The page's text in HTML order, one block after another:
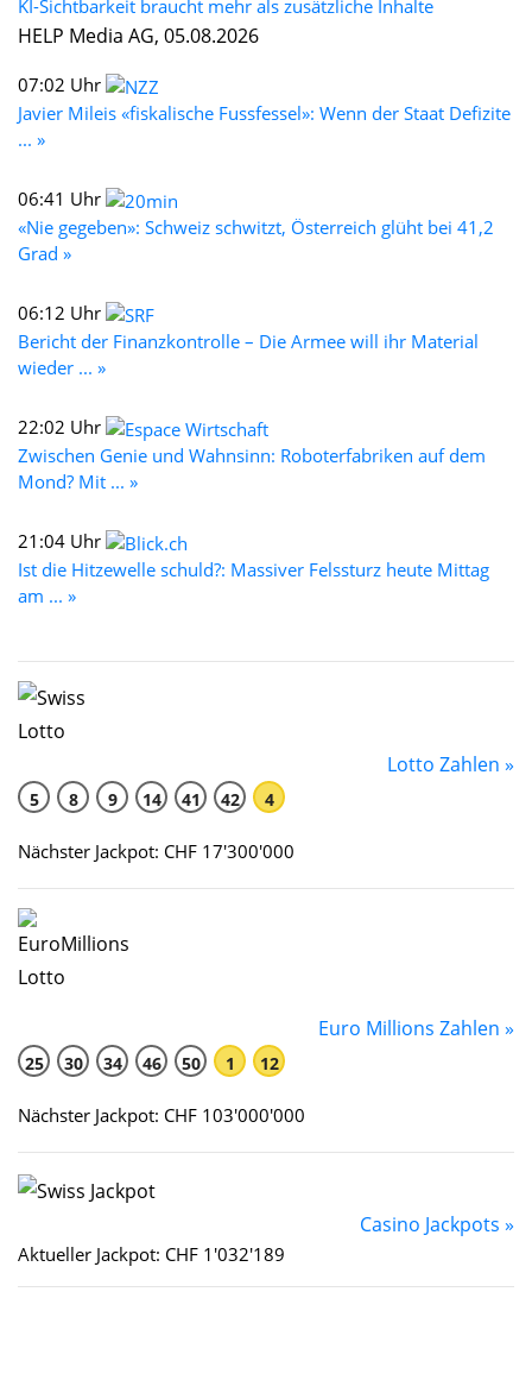
KI-Sichtbarkeit braucht mehr als zusätzliche Inhalte
HELP Media AG, 05.08.2026
07:02 Uhr
Javier Mileis «fiskalische Fussfessel»: Wenn der Staat Defizite
... »
06:41 Uhr
«Nie gegeben»: Schweiz schwitzt, Österreich glüht bei 41,2
Grad »
06:12 Uhr
Bericht der Finanzkontrolle – Die Armee will ihr Material
wieder ... »
22:02 Uhr
Zwischen Genie und Wahnsinn: Roboterfabriken auf dem
Mond? Mit ... »
21:04 Uhr
Ist die Hitzewelle schuld?: Massiver Felssturz heute Mittag
am ... »
Lotto Zahlen »
5 8 9 14 41 42 4
Nächster Jackpot: CHF 17'300'000
Euro Millions Zahlen »
25 30 34 46 50 1 12
Nächster Jackpot: CHF 103'000'000
Casino Jackpots »
Aktueller Jackpot: CHF 1'032'189